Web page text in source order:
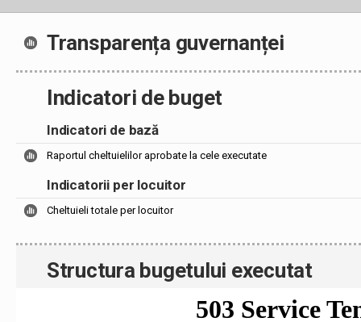
Transparența guvernanței
Indicatori de buget
Indicatori de bază
Raportul cheltuielilor aprobate la cele executate
Indicatorii per locuitor
Cheltuieli totale per locuitor
Structura bugetului executat